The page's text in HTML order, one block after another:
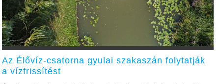
Az Élővíz-csatorna gyulai szakaszán folytatják
a vízfrissítést